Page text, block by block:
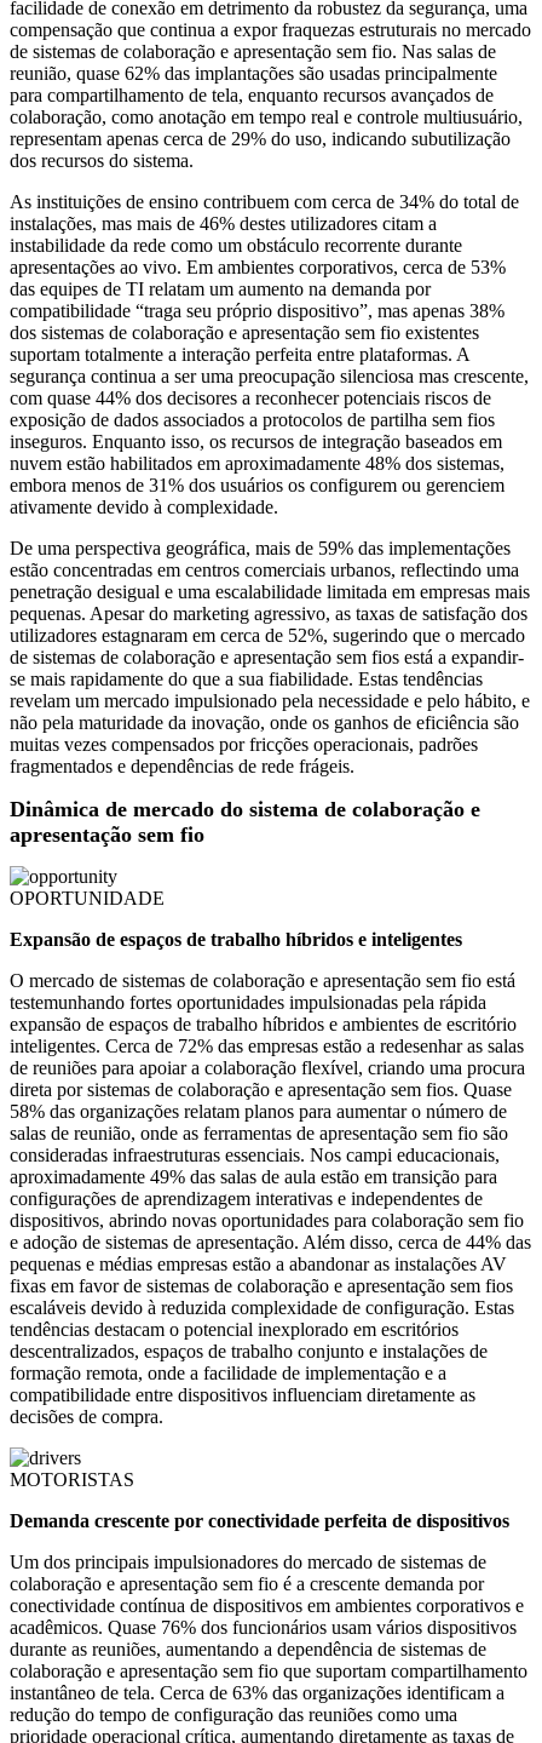
facilidade de conexão em detrimento da robustez da segurança, uma
compensação que continua a expor fraquezas estruturais no mercado
de sistemas de colaboração e apresentação sem fio. Nas salas de
reunião, quase 62% das implantações são usadas principalmente
para compartilhamento de tela, enquanto recursos avançados de
colaboração, como anotação em tempo real e controle multiusuário,
representam apenas cerca de 29% do uso, indicando subutilização
dos recursos do sistema.
As instituições de ensino contribuem com cerca de 34% do total de
instalações, mas mais de 46% destes utilizadores citam a
instabilidade da rede como um obstáculo recorrente durante
apresentações ao vivo. Em ambientes corporativos, cerca de 53%
das equipes de TI relatam um aumento na demanda por
compatibilidade “traga seu próprio dispositivo”, mas apenas 38%
dos sistemas de colaboração e apresentação sem fio existentes
suportam totalmente a interação perfeita entre plataformas. A
segurança continua a ser uma preocupação silenciosa mas crescente,
com quase 44% dos decisores a reconhecer potenciais riscos de
exposição de dados associados a protocolos de partilha sem fios
inseguros. Enquanto isso, os recursos de integração baseados em
nuvem estão habilitados em aproximadamente 48% dos sistemas,
embora menos de 31% dos usuários os configurem ou gerenciem
ativamente devido à complexidade.
De uma perspectiva geográfica, mais de 59% das implementações
estão concentradas em centros comerciais urbanos, reflectindo uma
penetração desigual e uma escalabilidade limitada em empresas mais
pequenas. Apesar do marketing agressivo, as taxas de satisfação dos
utilizadores estagnaram em cerca de 52%, sugerindo que o mercado
de sistemas de colaboração e apresentação sem fios está a expandir-
se mais rapidamente do que a sua fiabilidade. Estas tendências
revelam um mercado impulsionado pela necessidade e pelo hábito, e
não pela maturidade da inovação, onde os ganhos de eficiência são
muitas vezes compensados ​​por fricções operacionais, padrões
fragmentados e dependências de rede frágeis.
Dinâmica de mercado do sistema de colaboração e
apresentação sem fio
OPORTUNIDADE
Expansão de espaços de trabalho híbridos e inteligentes
O mercado de sistemas de colaboração e apresentação sem fio está
testemunhando fortes oportunidades impulsionadas pela rápida
expansão de espaços de trabalho híbridos e ambientes de escritório
inteligentes. Cerca de 72% das empresas estão a redesenhar as salas
de reuniões para apoiar a colaboração flexível, criando uma procura
direta por sistemas de colaboração e apresentação sem fios. Quase
58% das organizações relatam planos para aumentar o número de
salas de reunião, onde as ferramentas de apresentação sem fio são
consideradas infraestruturas essenciais. Nos campi educacionais,
aproximadamente 49% das salas de aula estão em transição para
configurações de aprendizagem interativas e independentes de
dispositivos, abrindo novas oportunidades para colaboração sem fio
e adoção de sistemas de apresentação. Além disso, cerca de 44% das
pequenas e médias empresas estão a abandonar as instalações AV
fixas em favor de sistemas de colaboração e apresentação sem fios
escaláveis ​​devido à reduzida complexidade de configuração. Estas
tendências destacam o potencial inexplorado em escritórios
descentralizados, espaços de trabalho conjunto e instalações de
formação remota, onde a facilidade de implementação e a
compatibilidade entre dispositivos influenciam diretamente as
decisões de compra.
MOTORISTAS
Demanda crescente por conectividade perfeita de dispositivos
Um dos principais impulsionadores do mercado de sistemas de
colaboração e apresentação sem fio é a crescente demanda por
conectividade contínua de dispositivos em ambientes corporativos e
acadêmicos. Quase 76% dos funcionários usam vários dispositivos
durante as reuniões, aumentando a dependência de sistemas de
colaboração e apresentação sem fio que suportam compartilhamento
instantâneo de tela. Cerca de 63% das organizações identificam a
redução do tempo de configuração das reuniões como uma
prioridade operacional crítica, aumentando diretamente as taxas de